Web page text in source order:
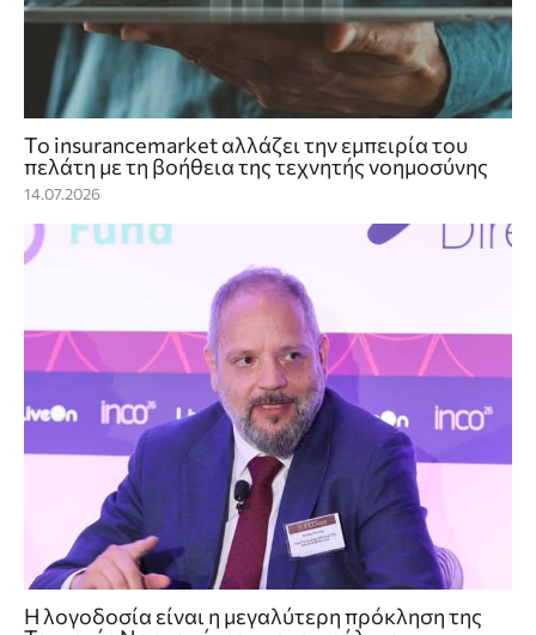
Το insurancemarket αλλάζει την εμπειρία του
πελάτη με τη βοήθεια της τεχνητής νοημοσύνης
14.07.2026
Η λογοδοσία είναι η μεγαλύτερη πρόκληση της